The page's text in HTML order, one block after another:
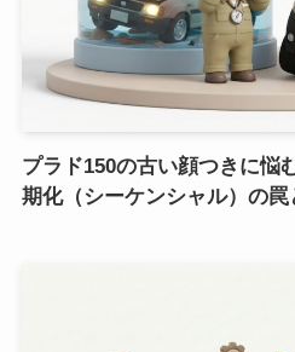
プラド150の古い顔つきに悩
期化（シーケンシャル）の